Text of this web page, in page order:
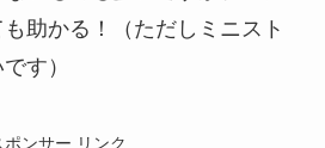
助かる！（ただしミニスト
す）
ポンサー リンク